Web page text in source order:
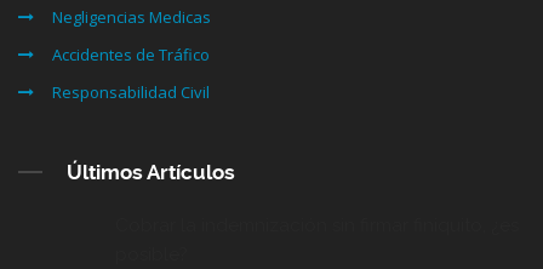
Negligencias Medicas
Accidentes de Tráfico
Responsabilidad Civil
Últimos Artículos